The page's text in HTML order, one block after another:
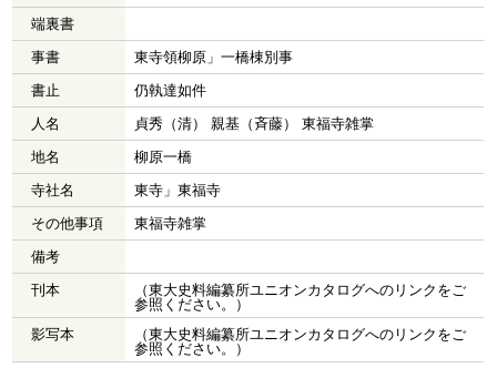
端裏書
事書
東寺領柳原」一橋棟別事
書止
仍執達如件
人名
貞秀（清） 親基（斉藤） 東福寺雑掌
地名
柳原一橋
寺社名
東寺」東福寺
その他事項
東福寺雑掌
備考
刊本
（東大史料編纂所ユニオンカタログへのリンクをご
参照ください。）
影写本
（東大史料編纂所ユニオンカタログへのリンクをご
参照ください。）